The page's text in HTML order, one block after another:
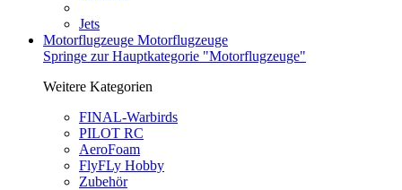
Jets
Motorflugzeuge Motorflugzeuge
Springe zur Hauptkategorie "Motorflugzeuge"
Weitere Kategorien
FINAL-Warbirds
PILOT RC
AeroFoam
FlyFLy Hobby
Zubehör